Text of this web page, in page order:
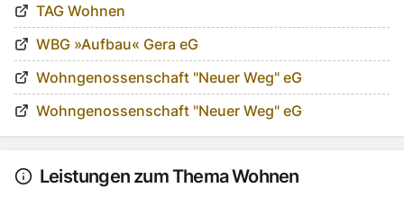
TAG Wohnen
WBG »Aufbau« Gera eG
Wohngenossenschaft "Neuer Weg" eG
Wohngenossenschaft "Neuer Weg" eG
Leistungen zum Thema Wohnen